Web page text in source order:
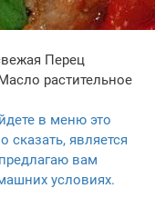
Перец
растительное
в меню это
является
вам
условиях.